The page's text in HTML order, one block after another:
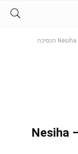
קופון עם 8% הנחה – Nesiha